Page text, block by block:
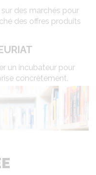
des marchés pour
des offres produits
un incubateur pour
concrètement.